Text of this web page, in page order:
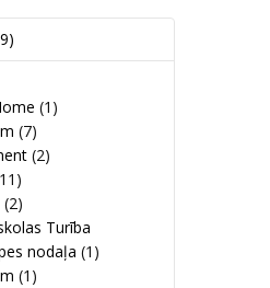
(1)
(7)
(2)
(2)
Turība
nodaļa (1)
(1)